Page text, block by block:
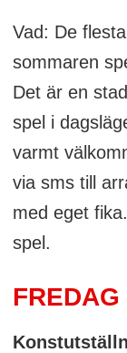
Vad: De
sommaren
Det är en
spel i
varmt
via sms till
med eget
spel.